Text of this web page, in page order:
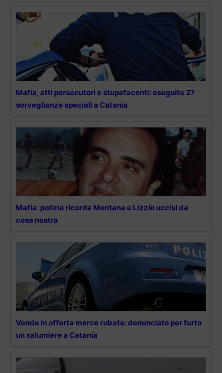
Mafia, atti persecutori e stupefacenti: eseguite 27
sorveglianze speciali a Catania
Mafia: polizia ricorda Montana e Lizzio uccisi da
cosa nostra
Vende in offerta merce rubata: denunciato per furto
un salumiere a Catania